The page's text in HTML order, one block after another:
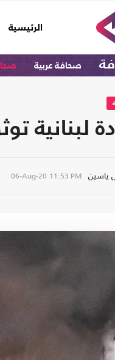
الرئيسية
(current)
صحافة عربية
لبنانية
06-Aug-20 11:53 PM